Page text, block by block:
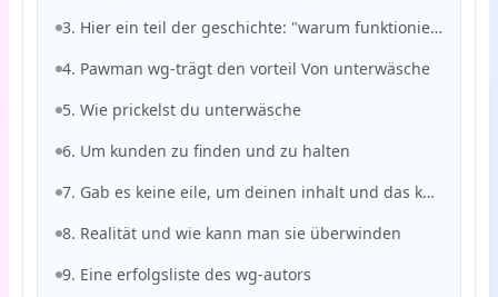
3. Hier ein teil der geschichte: "warum funktioniert es, wenn man gebrauchtwagen verkauft?
4. Pawman wg-trägt den vorteil Von unterwäsche
5. Wie prickelst du unterwäsche
6. Um kunden zu finden und zu halten
7. Gab es keine eile, um deinen inhalt und das konto zu schützen?
8. Realität und wie kann man sie überwinden
9. Eine erfolgsliste des wg-autors